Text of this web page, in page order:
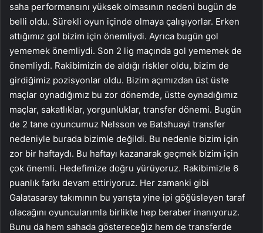
saha performansını yüksek olmasının nedeni bugün de
belli oldu. Sürekli oyun içinde olmaya çalışıyorlar. Erken
attığımız gol bizim için önemliydi. Ayrıca bugün gol
yememek önemliydi. Son 2 lig maçında gol yememek de
önemliydi. Rakibimizin de aldığı riskler oldu, bizim de
girdiğimiz pozisyonlar oldu. Bizim açımızdan üst üste
maçlar oynadığımız bu zor dönemde, üstte oynadığımız
maçlar, sakatlıklar, yorgunluklar, transfer dönemi. Bugün
de 2 tane oyuncumuz Nelsson ve Batshuayi transfer
nedeniyle burada bizimle değildi. Bu nedenle bizim için
zor bir haftaydı. Bu haftayı kazanarak geçmek bizim için
çok önemli. Hedefimize doğru yürüyoruz. Rakibimizle 6
puanlık farkı devam ettiriyoruz. Her zamanki gibi
Galatasaray takımının bu yarışta yine ipi göğüsleyen taraf
olacağını oyuncularımla birlikte hep beraber inanıyoruz.
Bunu da hem sahada göstereceğiz hem de transferde